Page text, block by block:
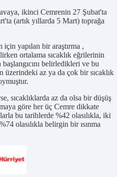
ikinci Cemrenin 27 Şubat'ta
(artık yıllarda 5 Mart) toprağa
için yapılan bir araştırma ,
ortalama sıcaklık eğrilerinin
belirledikleri ve bu
üzerindeki az ya da çok bir sıcaklık
sıcaklıklarda az da olsa bir düşüş
göre her üç Cemre dikkate
bu tarihlerde %42 olasılıkla, iki
olasılıkla belirgin bir ısınma